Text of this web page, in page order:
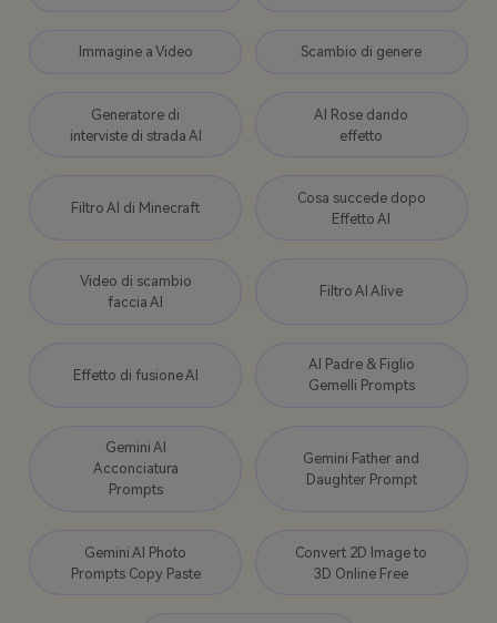
Immagine a Video Scambio di genere
Generatore di
interviste di strada AI
AI Rose dando
effetto
Filtro AI di Minecraft
Cosa succede dopo
Effetto AI
Video di scambio
faccia AI
Filtro AI Alive
Effetto di fusione AI
AI Padre & Figlio
Gemelli Prompts
Gemini AI
Acconciatura
Prompts
Gemini Father and
Daughter Prompt
Gemini AI Photo
Prompts Copy Paste
Convert 2D Image to
3D Online Free